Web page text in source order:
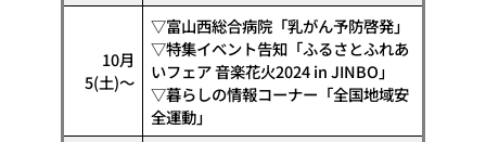
10月
5(土)〜
▽富山西総合病院「乳がん予防啓発」
▽特集イベント告知「ふるさとふれあ
いフェア 音楽花火2024 in JINBO」
▽暮らしの情報コーナー「全国地域安
全運動」